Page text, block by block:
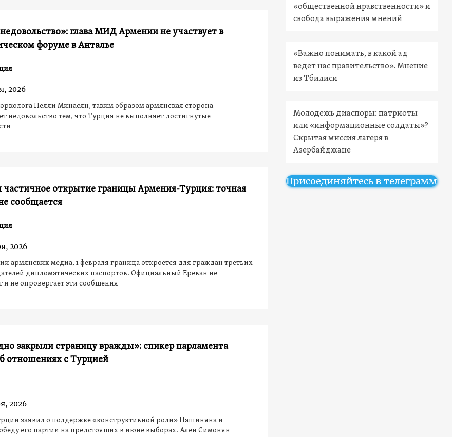
глава МИД Армении не участвует в
форуме в Анталье
2026
Нелли Минасян, таким образом армянская сторона
недовольство тем, что Турция не выполняет достигнутые
частичное открытие границы Армения-Турция: точная
сообщается
2026
армянских медиа, 1 февраля граница откроется для граждан третьих
дипломатических паспортов. Официальный Ереван не
и не опровергает эти сообщения
закрыли страницу вражды»: спикер парламента
отношениях с Турцией
2026
заявил о поддержке «конструктивной роли» Пашиняна и
его партии на предстоящих в июне выборах. Ален Симонян
«общественной нравственности» и
свобода выражения мнений
«Важно понимать, в какой ад
ведет нас правительство». Мнение
из Тбилиси
Молодежь диаспоры: патриоты
или «информационные солдаты»?
Скрытая миссия лагеря в
Азербайджане
Присоединяйтесь в телеграмм